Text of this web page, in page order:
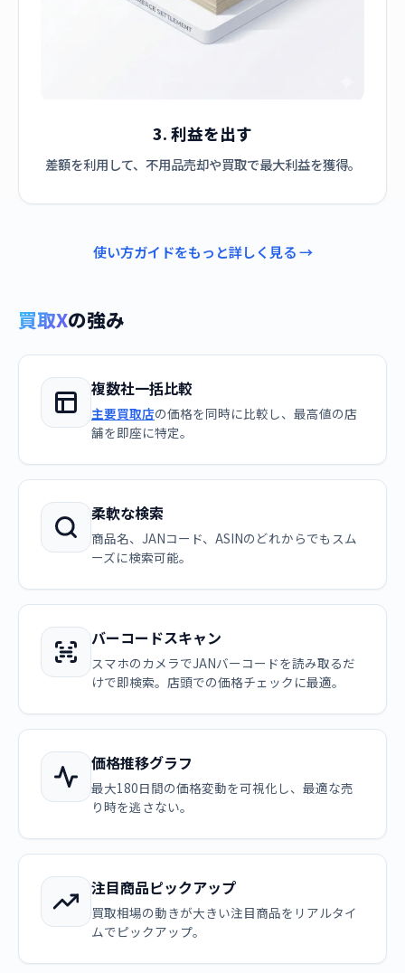
3. 利益を出す
差額を利用して、不用品売却や買取で最大利益を獲得。
使い方ガイドをもっと詳しく見る →
買取Xの強み
複数社一括比較
主要買取店の価格を同時に比較し、最高値の店
舗を即座に特定。
柔軟な検索
商品名、JANコード、ASINのどれからでもスム
ーズに検索可能。
バーコードスキャン
スマホのカメラでJANバーコードを読み取るだ
けで即検索。店頭での価格チェックに最適。
価格推移グラフ
最大180日間の価格変動を可視化し、最適な売
り時を逃さない。
注目商品ピックアップ
買取相場の動きが大きい注目商品をリアルタイ
ムでピックアップ。